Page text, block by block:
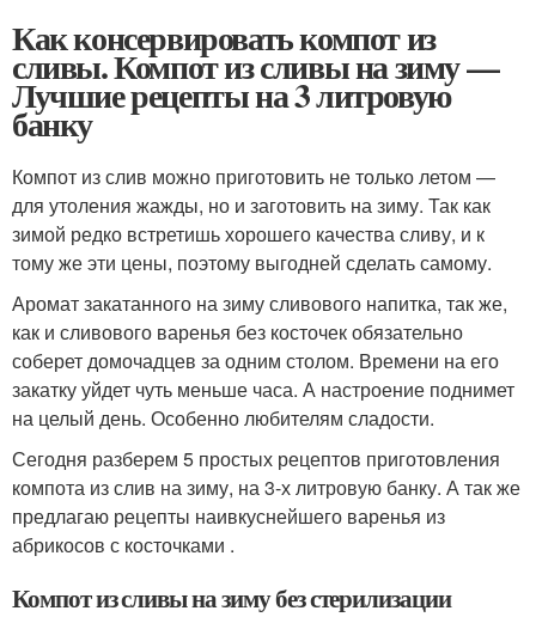
Как консервировать компот из
сливы. Компот из сливы на зиму —
Лучшие рецепты на 3 литровую
банку
Компот из слив можно приготовить не только летом —
для утоления жажды, но и заготовить на зиму. Так как
зимой редко встретишь хорошего качества сливу, и к
тому же эти цены, поэтому выгодней сделать самому.
Аромат закатанного на зиму сливового напитка, так же,
как и сливового варенья без косточек обязательно
соберет домочадцев за одним столом. Времени на его
закатку уйдет чуть меньше часа. А настроение поднимет
на целый день. Особенно любителям сладости.
Сегодня разберем 5 простых рецептов приготовления
компота из слив на зиму, на 3-х литровую банку. А так же
предлагаю рецепты наивкуснейшего варенья из
абрикосов с косточками .
Компот из сливы на зиму без стерилизации